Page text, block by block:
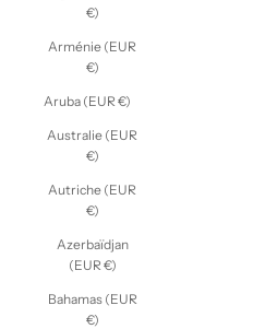
€)
Arménie (EUR
€)
Aruba (EUR €)
Australie (EUR
€)
Autriche (EUR
€)
Azerbaïdjan
(EUR €)
Bahamas (EUR
€)